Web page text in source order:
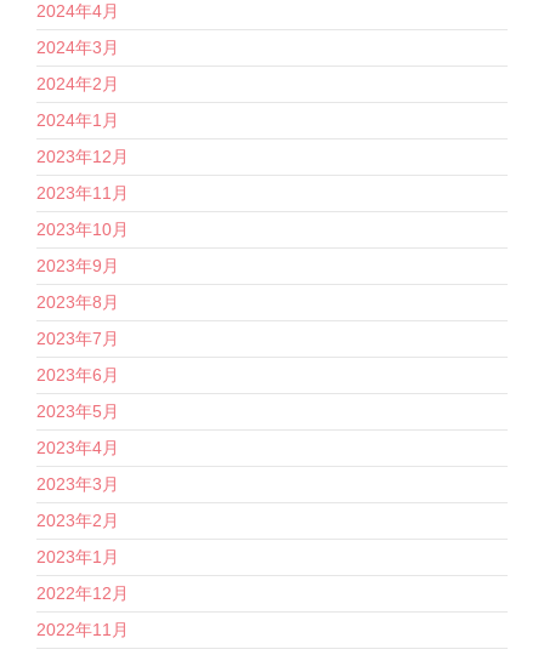
2024年4月
2024年3月
2024年2月
2024年1月
2023年12月
2023年11月
2023年10月
2023年9月
2023年8月
2023年7月
2023年6月
2023年5月
2023年4月
2023年3月
2023年2月
2023年1月
2022年12月
2022年11月